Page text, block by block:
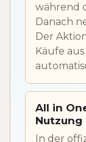
während
Danach
Der
Käufe
All in
Nutzung
In der